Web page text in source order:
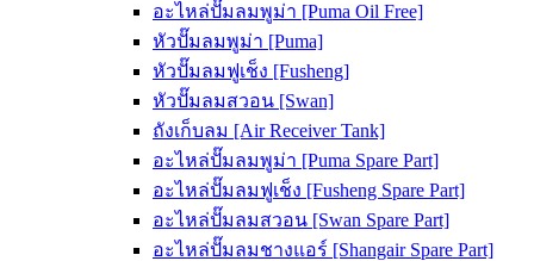
อะไหล่ปั๊มลมพูม่า [Puma Oil Free]
หัวปั๊มลมพูม่า [Puma]
หัวปั๊มลมฟูเช็ง [Fusheng]
หัวปั๊มลมสวอน [Swan]
ถังเก็บลม [Air Receiver Tank]
อะไหล่ปั๊มลมพูม่า [Puma Spare Part]
อะไหล่ปั๊มลมฟูเช็ง [Fusheng Spare Part]
อะไหล่ปั๊มลมสวอน [Swan Spare Part]
อะไหล่ปั๊มลมชางแอร์ [Shangair Spare Part]